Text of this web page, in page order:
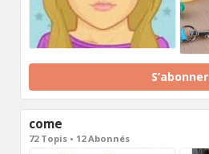
S’abonner
come
72 Topis • 12 Abonnés